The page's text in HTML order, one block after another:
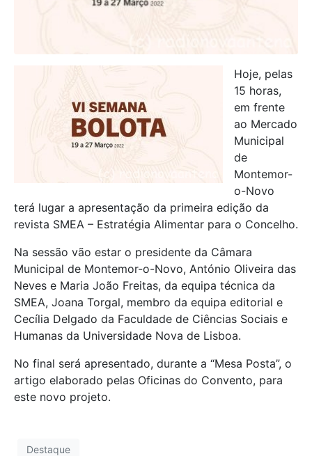
Hoje, pelas
15 horas,
em frente
ao Mercado
Municipal
de
Montemor-
o-Novo
terá lugar a apresentação da primeira edição da
revista SMEA – Estratégia Alimentar para o Concelho.
Na sessão vão estar o presidente da Câmara
Municipal de Montemor-o-Novo, António Oliveira das
Neves e Maria João Freitas, da equipa técnica da
SMEA, Joana Torgal, membro da equipa editorial e
Cecília Delgado da Faculdade de Ciências Sociais e
Humanas da Universidade Nova de Lisboa.
No final será apresentado, durante a “Mesa Posta”, o
artigo elaborado pelas Oficinas do Convento, para
este novo projeto.
Destaque